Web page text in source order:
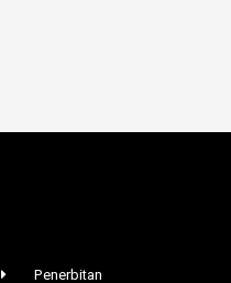
Penerbitan